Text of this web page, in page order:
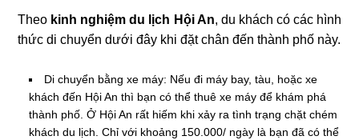
Theo kinh nghiệm du lịch Hội An, du khách có các hình
thức di chuyển dưới đây khi đặt chân đến thành phố này.
Di chuyển bằng xe máy: Nếu đi máy bay, tàu, hoặc xe
khách đến Hội An thì bạn có thể thuê xe máy để khám phá
thành phố. Ở Hội An rất hiếm khi xảy ra tình trạng chặt chém
khách du lịch. Chỉ với khoảng 150.000/ ngày là bạn đã có thể